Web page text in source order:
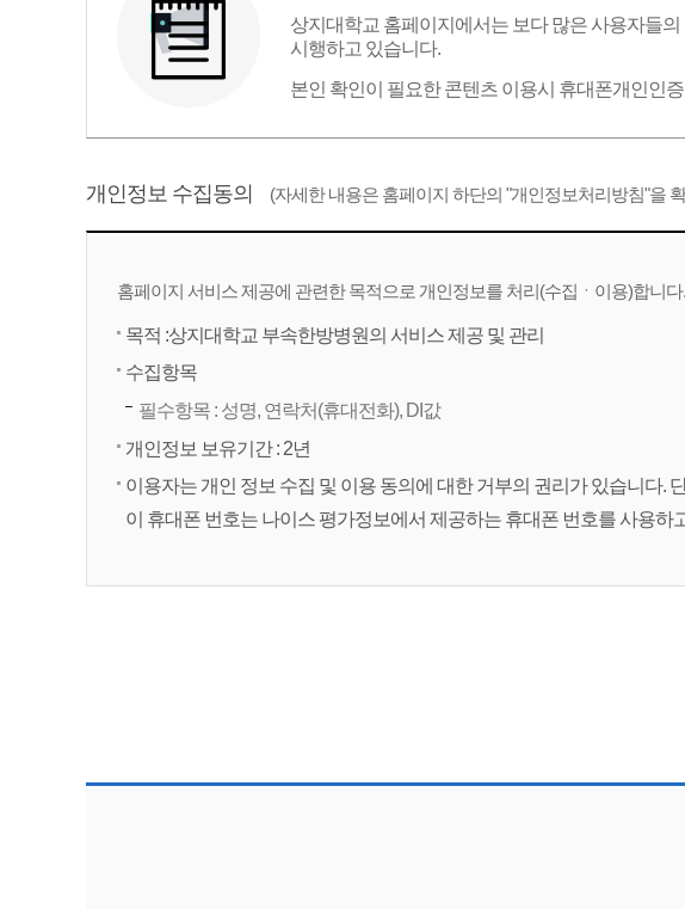
상지대학교 홈페이지에서는 보다 많은 사용자들
시행하고 있습니다.
본인 확인이 필요한 콘텐츠 이용시 휴대폰개인인증
개인정보 수집동의 (자세한 내용은 홈페이지 하단의 "개인정보처리방침"을
홈페이지 서비스 제공에 관련한 목적으로 개인정보를 처리(수집ㆍ이용)합니다.
목적 :상지대학교 부속한방병원의 서비스 제공 및 관리
수집항목
필수항목 : 성명, 연락처(휴대전화), DI값
개인정보 보유기간 : 2년
이용자는 개인 정보 수집 및 이용 동의에 대한 거부의 권리가 있습니다.
이 휴대폰 번호는 나이스 평가정보에서 제공하는 휴대폰 번호를 사용하